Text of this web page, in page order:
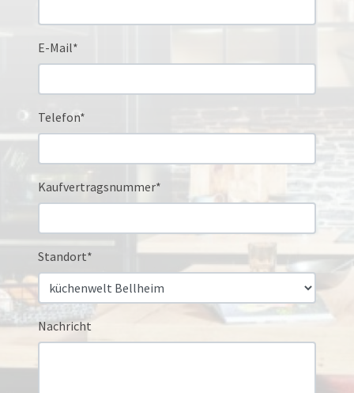
E-Mail*
Telefon*
Kaufvertragsnummer*
Standort*
Nachricht